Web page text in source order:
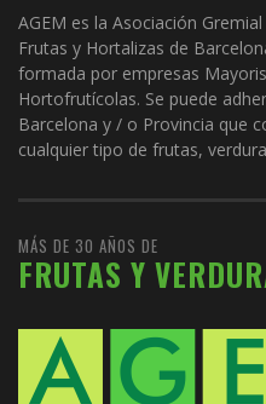
AGEM es la Asociación
Frutas y Hortalizas de
formada por empresas
Hortofrutícolas. Se puede
Barcelona y / o Provincia que
cualquier tipo de frutas,
MÁS DE 30 AÑOS DE
FRUTAS Y